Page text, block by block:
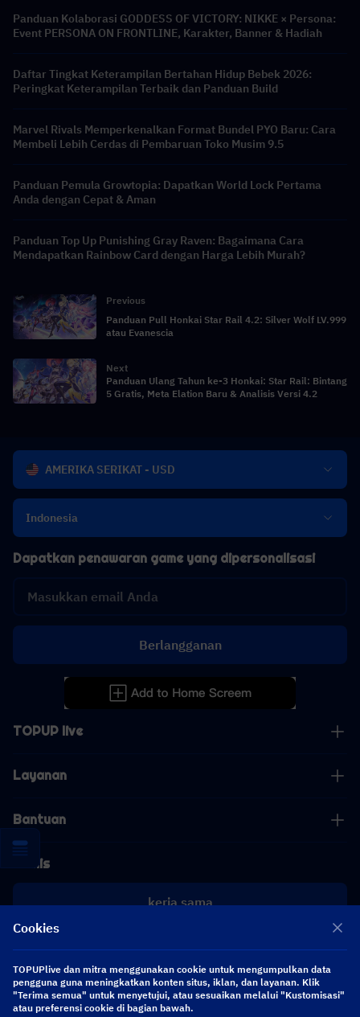
Panduan Kolaborasi GODDESS OF VICTORY: NIKKE × Persona:
Event PERSONA ON FRONTLINE, Karakter, Banner & Hadiah
Daftar Tingkat Keterampilan Bertahan Hidup Bebek 2026:
Peringkat Keterampilan Terbaik dan Panduan Build
Marvel Rivals Memperkenalkan Format Bundel PYO Baru: Cara
Membeli Lebih Cerdas di Pembaruan Toko Musim 9.5
Panduan Pemula Growtopia: Dapatkan World Lock Pertama
Anda dengan Cepat & Aman
Panduan Top Up Punishing Gray Raven: Bagaimana Cara
Mendapatkan Rainbow Card dengan Harga Lebih Murah?
Previous
Panduan Pull Honkai Star Rail 4.2: Silver Wolf LV.999
atau Evanescia
Next
Panduan Ulang Tahun ke-3 Honkai: Star Rail: Bintang
5 Gratis, Meta Elation Baru & Analisis Versi 4.2
AMERIKA SERIKAT - USD
Indonesia
TOPUP live
Layanan
Bantuan
Bisnis
kerja sama
[email protected]
Dapatkan penawaran game yang dipersonalisasi
Berlangganan
Ikuti kami
Cookies
TOPUPlive dan mitra menggunakan cookie untuk mengumpulkan data
pengguna guna meningkatkan konten situs, iklan, dan layanan. Klik
"Terima semua" untuk menyetujui, atau sesuaikan melalui "Kustomisasi"
atau preferensi cookie di bagian bawah.